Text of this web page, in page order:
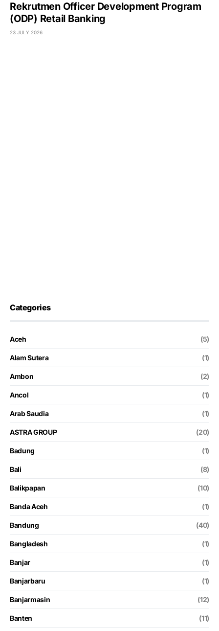
Rekrutmen Officer Development Program
(ODP) Retail Banking
23 JULY 2026
Categories
Aceh (5)
Alam Sutera (1)
Ambon (2)
Ancol (1)
Arab Saudia (1)
ASTRA GROUP (20)
Badung (1)
Bali (8)
Balikpapan (10)
Banda Aceh (1)
Bandung (40)
Bangladesh (1)
Banjar (1)
Banjarbaru (1)
Banjarmasin (12)
Banten (11)